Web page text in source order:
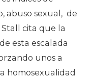
abuso sexual, de
Stall cita que la
esta escalada
unos a
homosexualidad